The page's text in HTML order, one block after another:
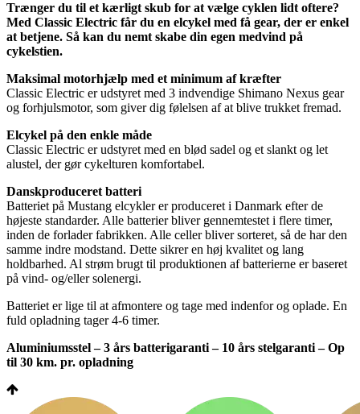
Trænger du til et kærligt skub for at vælge cyklen lidt oftere?
Med Classic Electric får du en elcykel med få gear, der er enkel
at betjene. Så kan du nemt skabe din egen medvind på
cykelstien.
Maksimal motorhjælp med et minimum af kræfter
Classic Electric er udstyret med 3 indvendige Shimano Nexus gear
og forhjulsmotor, som giver dig følelsen af at blive trukket fremad.
Elcykel på den enkle måde
Classic Electric er udstyret med en blød sadel og et slankt og let
alustel, der gør cykelturen komfortabel.
Danskproduceret batteri
Batteriet på Mustang elcykler er produceret i Danmark efter de
højeste standarder. Alle batterier bliver gennemtestet i flere timer,
inden de forlader fabrikken. Alle celler bliver sorteret, så de har den
samme indre modstand. Dette sikrer en høj kvalitet og lang
holdbarhed. Al strøm brugt til produktionen af batterierne er baseret
på vind- og/eller solenergi.
Batteriet er lige til at afmontere og tage med indenfor og oplade. En
fuld opladning tager 4-6 timer.
Aluminiumsstel – 3 års batterigaranti – 10 års stelgaranti – Op
til 30 km. pr. opladning